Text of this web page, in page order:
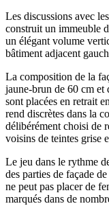
Les discussions avec
construit un immeuble
un élégant volume
bâtiment adjacent
La composition de la
jaune-brun de 60 cm et
sont placées en retrait
rend discrètes dans la
délibérément choisi de
voisins de teintes grise
Le jeu dans le rythme
des parties de façade
ne peut pas placer de
marqués dans de